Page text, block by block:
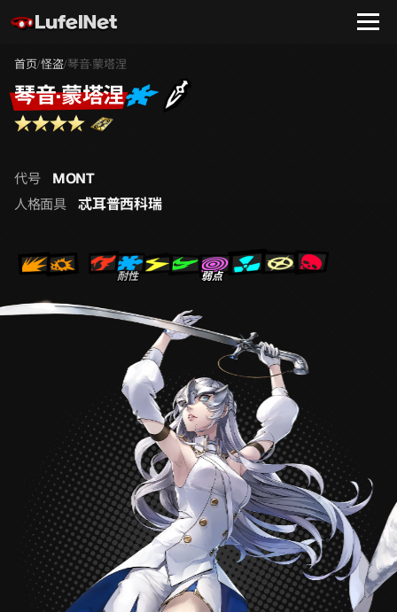
首页/怪盗/琴音·蒙塔涅
琴音·蒙塔涅
代号 MONT
人格面具 忒耳普西科瑞
耐性 弱点